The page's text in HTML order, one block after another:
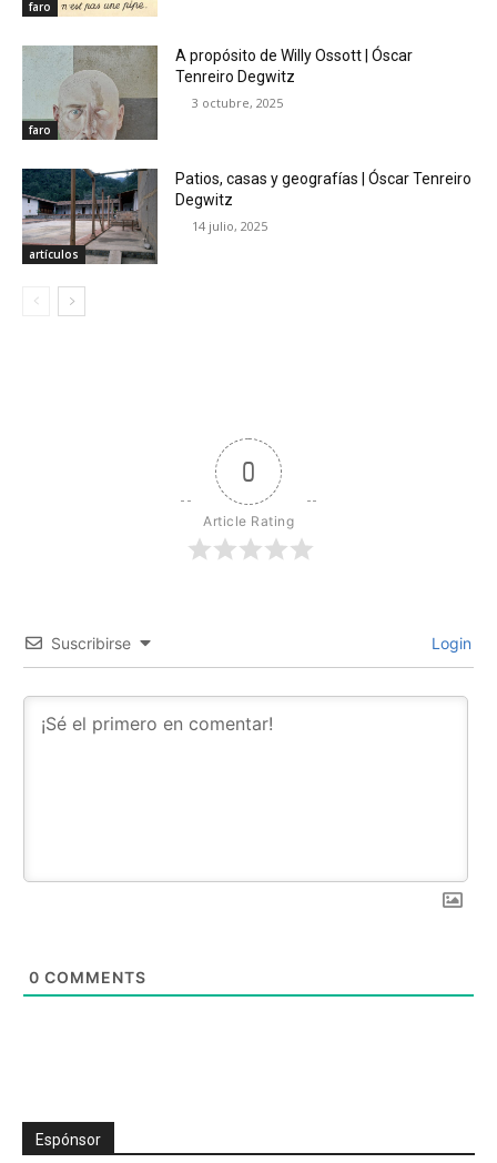
faro
faro
A propósito de Willy Ossott | Óscar
Tenreiro Degwitz
3 octubre, 2025
artículos
Patios, casas y geografías | Óscar Tenreiro
Degwitz
14 julio, 2025
0
Article Rating
Suscribirse Login
0 COMMENTS
Espónsor